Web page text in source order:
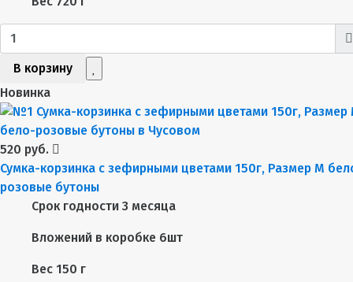
В корзину
Новинка
520 руб.
Сумка-корзинка с зефирными цветами 150г, Размер М
розовые бутоны
Срок годности 3 месяца
Вложений в коробке 6шт
Вес 150 г